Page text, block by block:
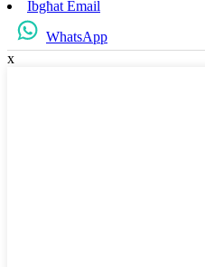
Ibgħat Email
WhatsApp
x